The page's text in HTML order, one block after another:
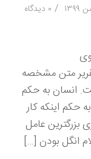
/ ۰ دیدگاه
#نقد و #تقریر متن مشخصه
انسان به حكم
حكم اينكه كار
بزرگترين عامل
انگل بودن […]